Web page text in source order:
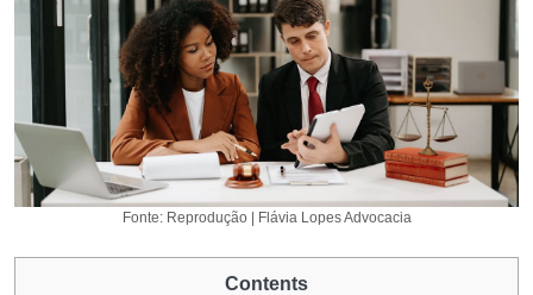
Fonte: Reprodução | Flávia Lopes Advocacia
Contents